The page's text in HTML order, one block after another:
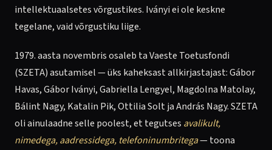
intellektuaalsetes võrgustikes. Iványi ei ole keskne
tegelane, vaid võrgustiku liige.
1979. aasta novembris osaleb ta Vaeste Toetusfondi
(SZETA) asutamisel — üks kaheksast allkirjastajast: Gábor
Havas, Gábor Iványi, Gabriella Lengyel, Magdolna Matolay,
Bálint Nagy, Katalin Pik, Ottilia Solt ja András Nagy. SZETA
oli ainulaadne selle poolest, et tegutses avalikult,
nimedega, aadressidega, telefoninumbritega— toona